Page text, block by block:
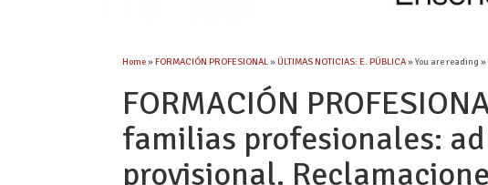
Home»FORMACIÓN PROFESIONAL»ÚLTIMAS NOTICIAS: E. PÚBLICA» You are reading »
FORMACIÓN
familias profesionales:
provisional.